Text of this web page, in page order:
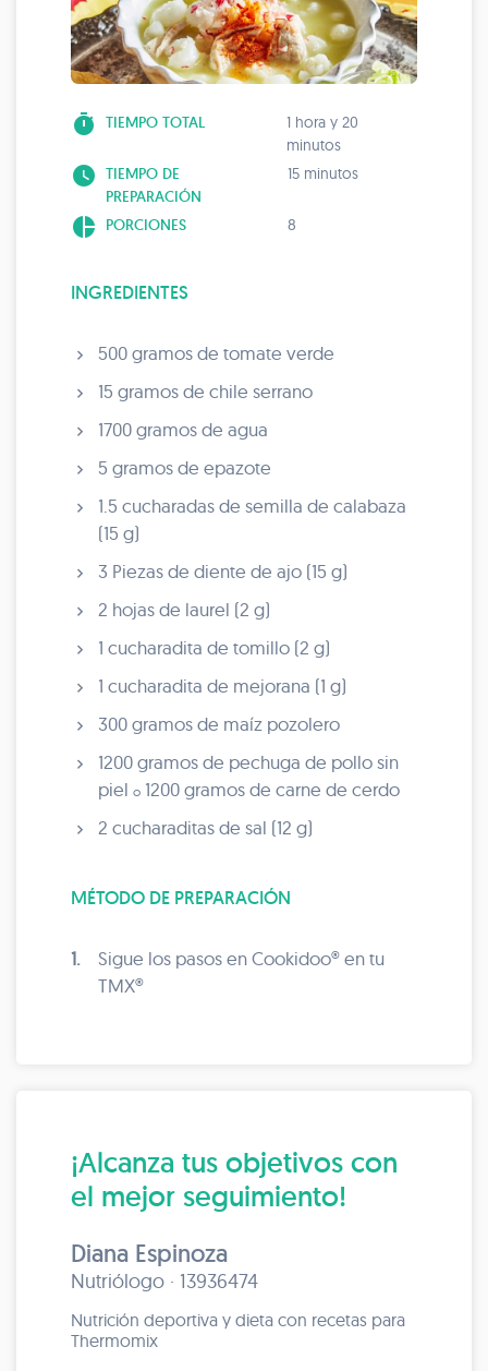
timer TIEMPO TOTAL
1 hora y 20
minutos
watch_later TIEMPO DE
PREPARACIÓN
15 minutos
pie_chart PORCIONES 8
INGREDIENTES
500 gramos de tomate verde
15 gramos de chile serrano
1700 gramos de agua
5 gramos de epazote
1.5 cucharadas de semilla de calabaza
(15 g)
3 Piezas de diente de ajo (15 g)
2 hojas de laurel (2 g)
1 cucharadita de tomillo (2 g)
1 cucharadita de mejorana (1 g)
300 gramos de maíz pozolero
1200 gramos de pechuga de pollo sin
piel o 1200 gramos de carne de cerdo
2 cucharaditas de sal (12 g)
MÉTODO DE PREPARACIÓN
1.
Sigue los pasos en Cookidoo® en tu
TMX®
¡Alcanza tus objetivos con
el mejor seguimiento!
Diana Espinoza
Nutriólogo · 13936474
Nutrición deportiva y dieta con recetas para
Thermomix